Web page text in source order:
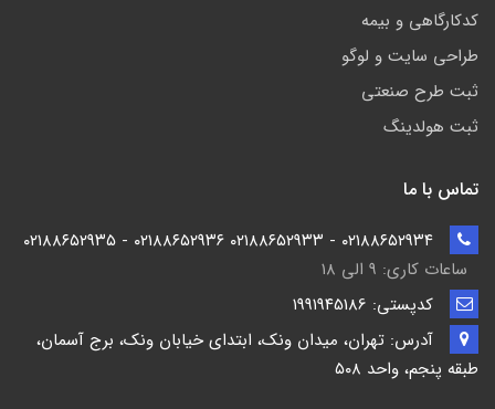
کدکارگاهی و بیمه
طراحی سایت و لوگو
ثبت طرح صنعتی
ثبت هولدینگ
تماس با ما
ساعات کاری: ۹ الی ۱۸
کدپستی: ۱۹۹۱۹۴5186
آدرس: تهران، میدان ونک، ابتدای خیابان ونک، برج آسمان،
طبقه پنجم، واحد ۵۰۸